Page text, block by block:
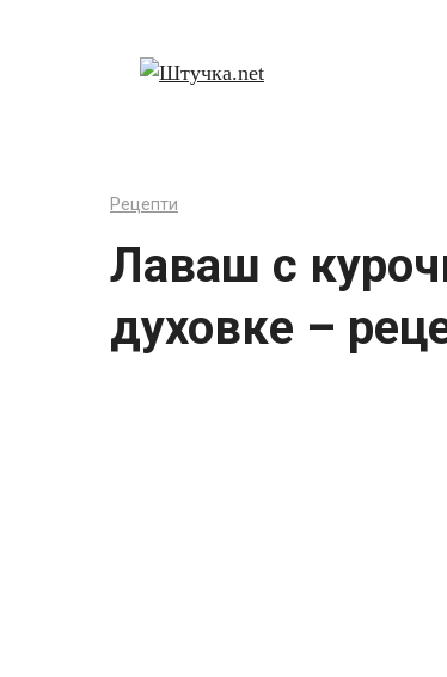
Рецепти
Лаваш с
духовке –